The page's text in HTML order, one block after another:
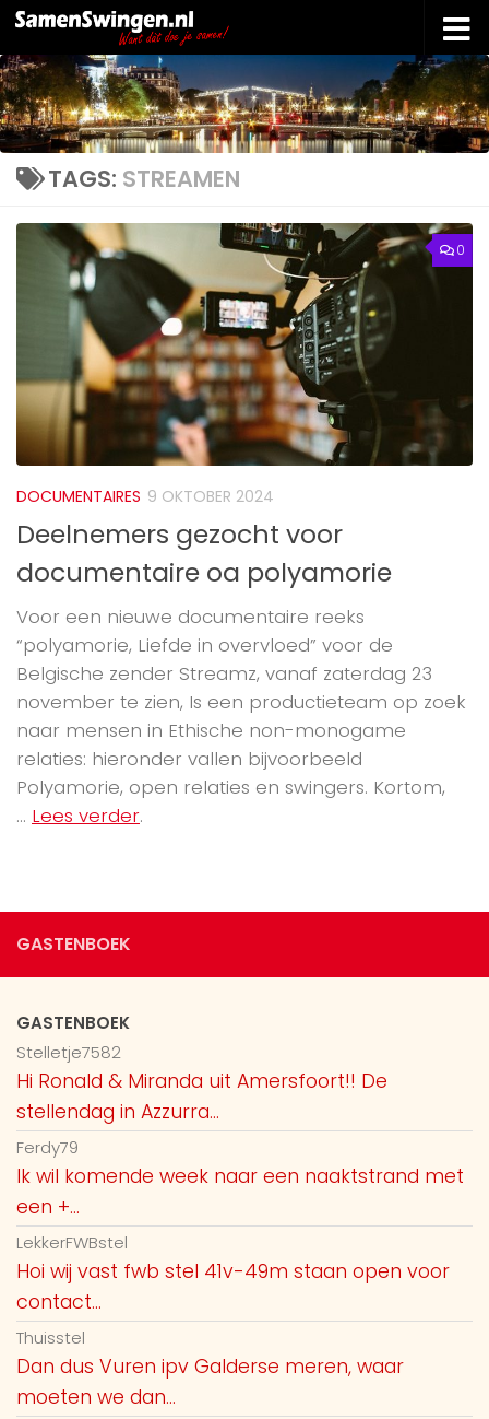
Doorgaan naar inhoud
TAGS: STREAMEN
0
DOCUMENTAIRES 9 OKTOBER 2024
Deelnemers gezocht voor
documentaire oa polyamorie
Voor een nieuwe documentaire reeks
“polyamorie, Liefde in overvloed” voor de
Belgische zender Streamz, vanaf zaterdag 23
november te zien, Is een productieteam op zoek
naar mensen in Ethische non-monogame
relaties: hieronder vallen bijvoorbeeld
Polyamorie, open relaties en swingers. Kortom,
... Lees verder.
GASTENBOEK
GASTENBOEK
Stelletje7582
Hi Ronald & Miranda uit Amersfoort!! De
stellendag in Azzurra...
Ferdy79
Ik wil komende week naar een naaktstrand met
een +...
LekkerFWBstel
Hoi wij vast fwb stel 41v-49m staan open voor
contact...
Thuisstel
Dan dus Vuren ipv Galderse meren, waar
moeten we dan...